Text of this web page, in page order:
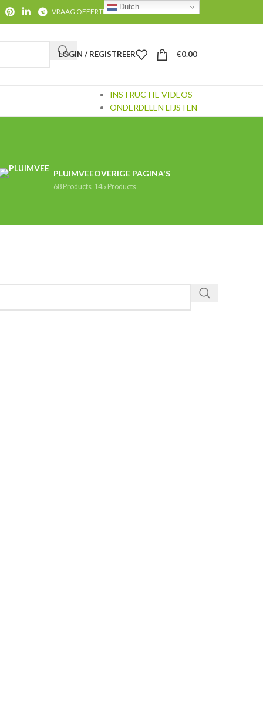
VRAAG OFFERTE AANCONTACTOVER ONS
LOGIN / REGISTREER €0.00
INSTRUCTIE VIDEOS
ONDERDELEN LIJSTEN
PLUIMVEE
68 Products
OVERIGE PAGINA'S
145 Products
Dutch